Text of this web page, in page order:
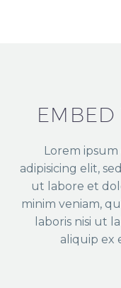
Lorem
adipisicing elit,
ut labore et
minim veniam,
laboris nisi ut
aliquip ex